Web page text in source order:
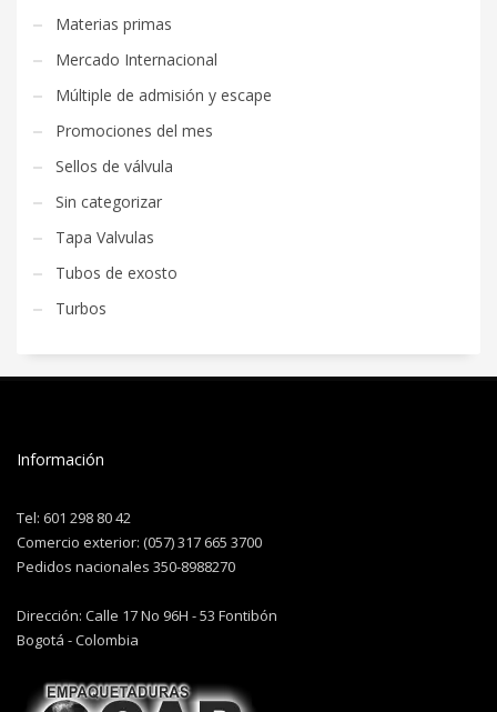
Materias primas
Mercado Internacional
Múltiple de admisión y escape
Promociones del mes
Sellos de válvula
Sin categorizar
Tapa Valvulas
Tubos de exosto
Turbos
Información
Tel: 601 298 80 42
Comercio exterior: (057) 317 665 3700
Pedidos nacionales 350-8988270
Dirección: Calle 17 No 96H - 53 Fontibón
Bogotá - Colombia